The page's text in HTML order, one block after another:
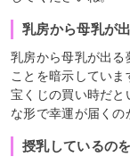
乳房から母乳が
乳房から母乳が出る
ことを暗示していま
宝くじの買い時だと
な形で幸運が届くの
授乳しているの